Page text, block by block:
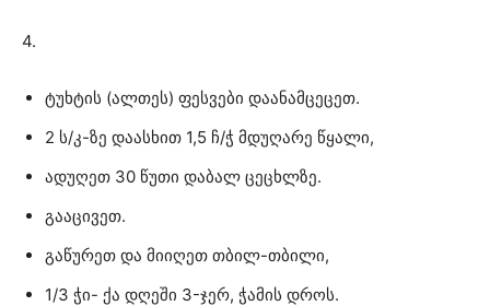
4.
ტუხტის (ალთეს) ფესვები დაანამცეცეთ.
2 ს/კ-ზე დაასხით 1,5 ჩ/ჭ მდუღარე წყალი,
ადუღეთ 30 წუთი დაბალ ცეცხლზე.
გააცივეთ.
გაწურეთ და მიიღეთ თბილ-თბილი,
1/3 ჭი- ქა დღეში 3-ჯერ, ჭამის დროს.